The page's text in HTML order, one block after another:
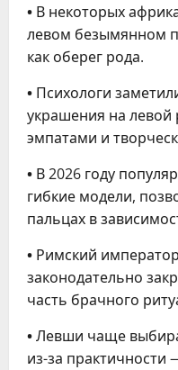
• В некоторых
левом безымянном
как оберег рода.
• Психологи
украшения на левой
эмпатами и
• В 2026 году
гибкие модели,
пальцах в
• Римский
законодательно
часть брачного
•Левши чаще
из-за